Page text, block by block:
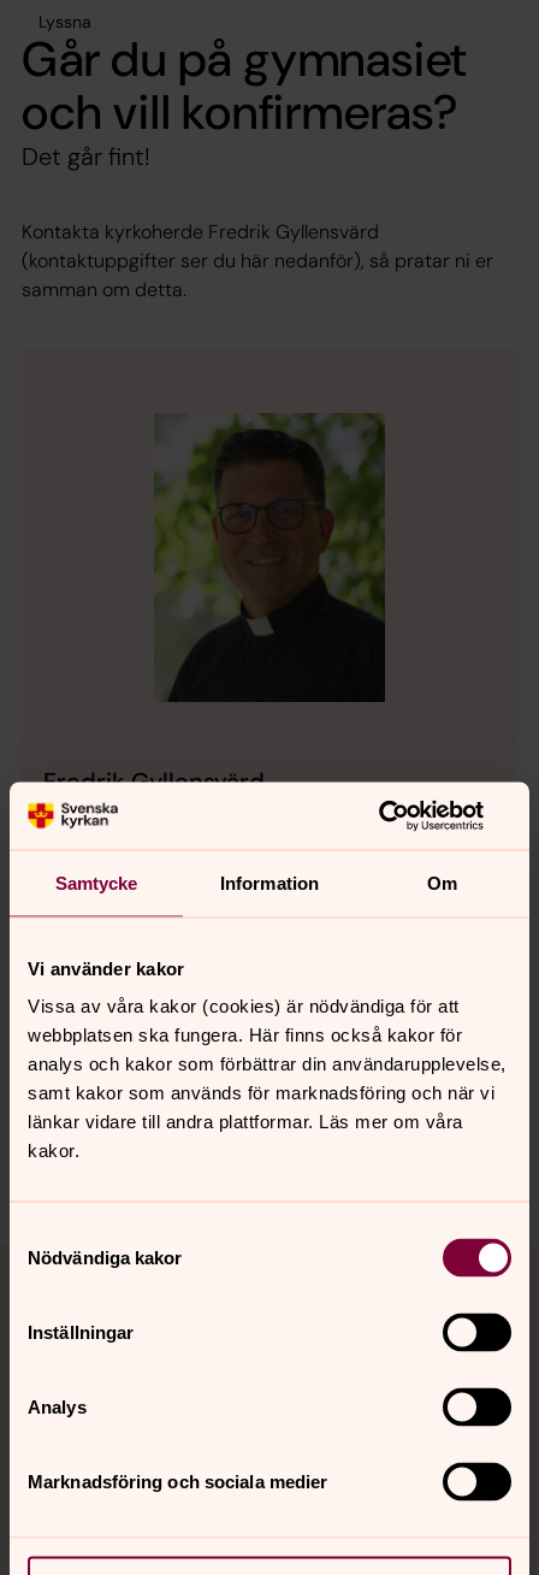
Samtycke Information Om
Vi använder kakor
Vissa av våra kakor (cookies) är nödvändiga för att
webbplatsen ska fungera. Här finns också kakor för
analys och kakor som förbättrar din användarupplevelse,
samt kakor som används för marknadsföring och när vi
länkar vidare till andra plattformar. Läs mer om våra
kakor.
Nödvändiga kakor
Inställningar
Analys
Marknadsföring och sociala medier
Lyssna
Går du på gymnasiet
och vill konfirmeras?
Det går fint!
Kontakta kyrkoherde Fredrik Gyllensvärd
(kontaktuppgifter ser du här nedanför), så pratar ni er
samman om detta.
Fredrik Gyllensvärd
Kyrkoherde
E-post:fredrik.gyllensvard@svenskakyrkan.se
Senast ändrad 16 juni 2025
Synpunkter eller frågor på sidans
innehåll?
orbyskeneforsamling@svenskakyrkan.se
Tillbaka till toppen
Tillbaka till innehållet
Hitta snabbt